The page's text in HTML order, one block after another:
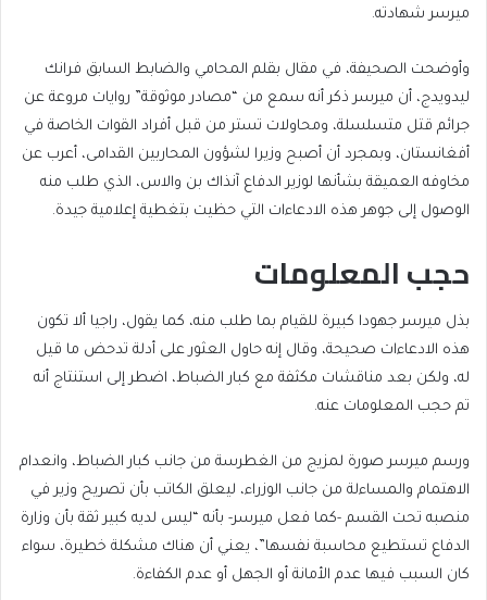
ميرسر شهادته.
وأوضحت الصحيفة، في مقال بقلم المحامي والضابط السابق فرانك
ليدويدج، أن ميرسر ذكر أنه سمع من “مصادر موثوقة” روايات مروعة عن
جرائم قتل متسلسلة، ومحاولات تستر من قبل أفراد القوات الخاصة في
أفغانستان، وبمجرد أن أصبح وزيرا لشؤون المحاربين القدامى، أعرب عن
مخاوفه العميقة بشأنها لوزير الدفاع آنذاك بن والاس، الذي طلب منه
الوصول إلى جوهر هذه الادعاءات التي حظيت بتغطية إعلامية جيدة.
حجب المعلومات
بذل ميرسر جهودا كبيرة للقيام بما طلب منه، كما يقول، راجيا ألا تكون
هذه الادعاءات صحيحة، وقال إنه حاول العثور على أدلة تدحض ما قيل
له، ولكن بعد مناقشات مكثفة مع كبار الضباط، اضطر إلى استنتاج أنه
تم حجب المعلومات عنه.
ورسم ميرسر صورة لمزيج من الغطرسة من جانب كبار الضباط، وانعدام
الاهتمام والمساءلة من جانب الوزراء، ليعلق الكاتب بأن تصريح وزير في
منصبه تحت القسم -كما فعل ميرسر- بأنه “ليس لديه كبير ثقة بأن وزارة
الدفاع تستطيع محاسبة نفسها”، يعني أن هناك مشكلة خطيرة، سواء
كان السبب فيها عدم الأمانة أو الجهل أو عدم الكفاءة.